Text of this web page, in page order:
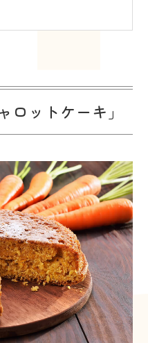
ロットケーキ」